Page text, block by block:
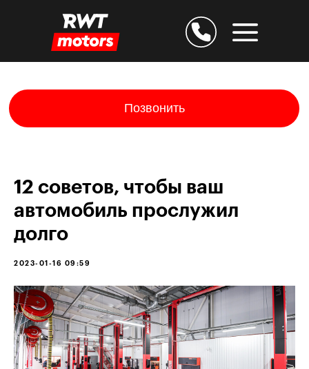
подтверждение E-mail
Остаёмся на связи
Получить скидку
Позвонить
12 советов, чтобы ваш
автомобиль прослужил
долго
2023-01-16 09:59